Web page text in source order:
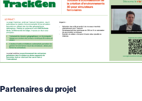
Partenaires du projet